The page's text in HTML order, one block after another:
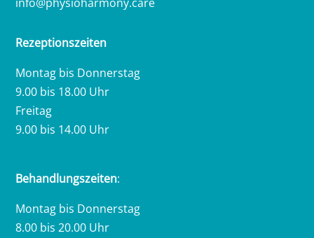
Rezeptionszeiten
Montag bis Donnerstag
9.00 bis 18.00 Uhr
Freitag
9.00 bis 14.00 Uhr
Behandlungszeiten:
Montag bis Donnerstag
8.00 bis 20.00 Uhr